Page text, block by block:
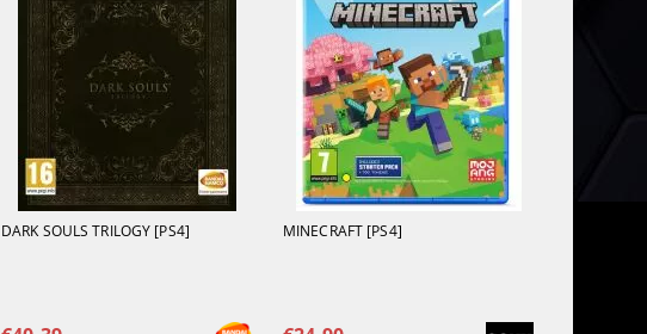
DARK SOULS TRILOGY [PS4] MINECRAFT [PS4]